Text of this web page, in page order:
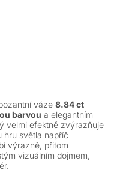
váze 8.84 ct
barvou a elegantním
velmi efektně zvýrazňuje
hru světla napříč
výrazně, přitom
vizuálním dojmem,